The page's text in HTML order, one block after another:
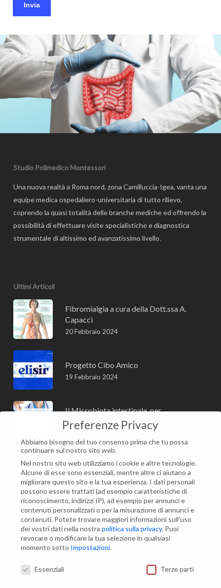
Invia
Studio Polimedico Montessori
Una nuova realtà a Roma nord, zona Camilluccia-Igea, vanta una
equipe medica ospedaliero-universitaria di tutto rilievo,
coprendo la quasi totalità delle branche mediche ed offrendo la
possibilità di effettuare visite specialistiche e diagnostica
strumentale di altissimo ed avanzatissimo livello.
Ultimi Articoli
Fibromialgia a cura della Dott.ssa A.
Capacci
20 Febbraio 2024
Progetto Cibo Amico
19 Febbraio 2024
Il Microbiota intestinale, per
approfondire
Modifica impostazione Cookies
Contatti
Via Maria Montessori, 21
00135 Roma (RM)
Tel e Fax: +39 06 3010409
Preferenze Privacy
Abbiamo bisogno del tuo consenso prima che tu possa
continuare sul nostro sito web.
Nel nostro sito web utilizziamo i cookie e altre tecnologie.
Alcune di esse sono essenziali, mentre altre ci aiutano a
migliorare questo sito e la tua esperienza. I dati personali
possono essere trattati (ad esempio caratteristiche di
riconoscimento, indirizzi IP), ad esempio per annunci e
contenuti personalizzati o per la misurazione di annunci e
contenuti. Potete trovare maggiori informazioni sull'uso
dei vostri dati nella nostra politica sulla privacy. Puoi
revocare o modificare la tua selezione in qualsiasi
momento sotto Impostazioni.
Essenziali
Terze parti